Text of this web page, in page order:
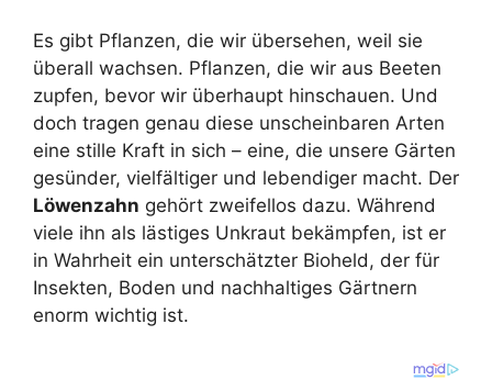
Es gibt Pflanzen, die wir übersehen, weil sie
überall wachsen. Pflanzen, die wir aus Beeten
zupfen, bevor wir überhaupt hinschauen. Und
doch tragen genau diese unscheinbaren Arten
eine stille Kraft in sich – eine, die unsere Gärten
gesünder, vielfältiger und lebendiger macht. Der
Löwenzahn gehört zweifellos dazu. Während
viele ihn als lästiges Unkraut bekämpfen, ist er
in Wahrheit ein unterschätzter Bioheld, der für
Insekten, Boden und nachhaltiges Gärtnern
enorm wichtig ist.